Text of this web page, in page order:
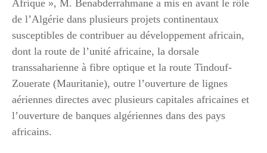
Afrique », M. Benabderrahmane a mis en avant le rôle
de l’Algérie dans plusieurs projets continentaux
susceptibles de contribuer au développement africain,
dont la route de l’unité africaine, la dorsale
transsaharienne à fibre optique et la route Tindouf-
Zouerate (Mauritanie), outre l’ouverture de lignes
aériennes directes avec plusieurs capitales africaines et
l’ouverture de banques algériennes dans des pays
africains.